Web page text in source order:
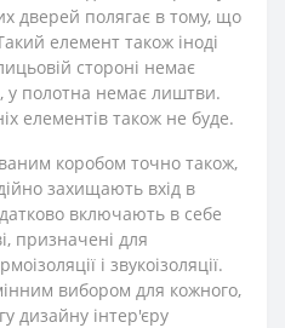
дверей полягає в тому, що
елемент також іноді
стороні немає
у полотна немає лиштви.
елементів також не буде.
коробом точно також,
захищають вхід в
включають в себе
призначені для
і звукоізоляції.
вибором для кожного,
дизайну інтер'єру